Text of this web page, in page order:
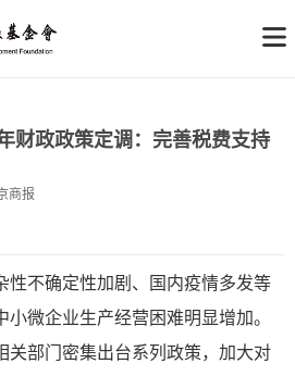
财政政策定调：完善税费支持
商报
性不确定性加剧、国内疫情多发等
微企业生产经营困难明显增加。
关部门密集出台系列政策，加大对